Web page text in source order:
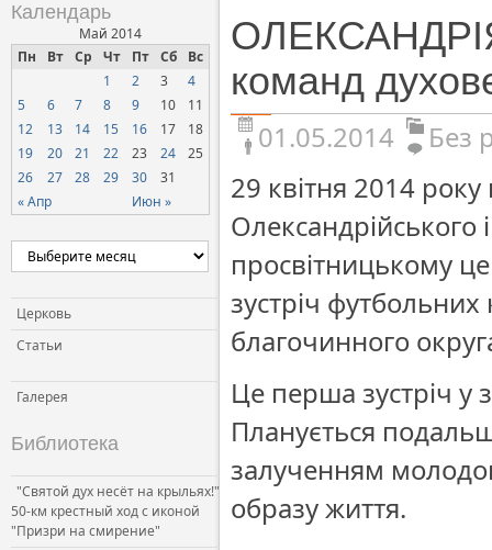
Календарь
Май 2014
Пн
Вт Ср Чт Пт Сб Вс
« Апр Июн »
1 2 3
4
5
6 7 8 9 10
11
12
13 14 15 16 17
18
19
20 21 22 23 24
25
26
27 28 29 30 31
Церковь
Статьи
Галерея
Библиотека
"Святой дух несёт на крыльях!"
50-км крестный ход с иконой
"Призри на смирение"
команд
01.05.2014
Без
29 квітня 2014
Олександрійського
просвітницькому
зустріч
благочинного
Це перша зустріч у
Планується
залученням
образу життя.